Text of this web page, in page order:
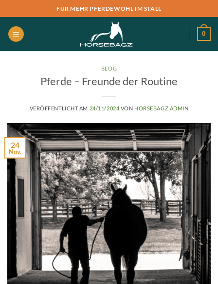
Inhalt
springen
FÜR MEHR PFERDEWOHL IM STALL
0
BLOG
Pferde – Freunde der Routine
VERÖFFENTLICHT AM 24/11/2024 VON HORSEBAGZ ADMIN
24
Nov.